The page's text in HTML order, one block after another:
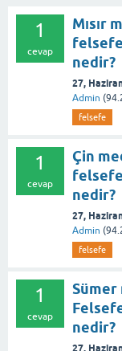
1
cevap
Mısır
nedir?
27,
Admin (
felsefe
1
cevap
Çin
nedir?
27,
Admin (
felsefe
1
cevap
nedir?
27,